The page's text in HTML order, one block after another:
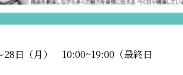
28日（月） 10:00~19:00（最終日